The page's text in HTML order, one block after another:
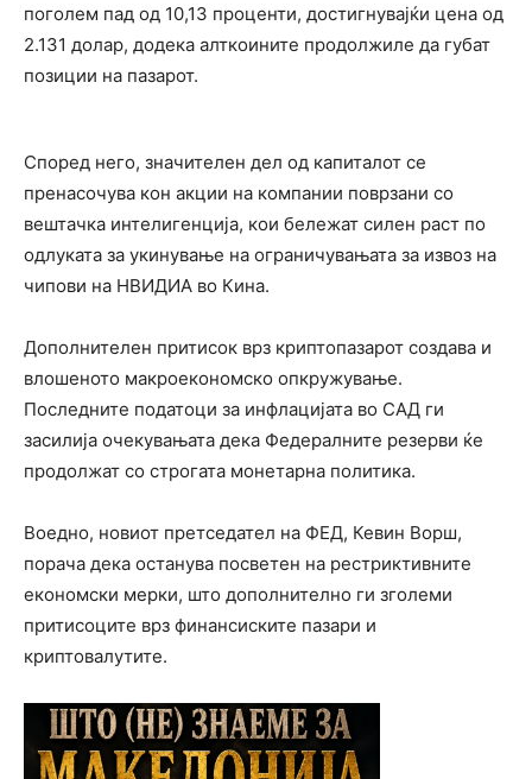
поголем пад од 10,13 проценти, достигнувајќи цена од
2.131 долар, додека алткоините продолжиле да губат
позиции на пазарот.
Според него, значителен дел од капиталот се
пренасочува кон акции на компании поврзани со
вештачка интелигенција, кои бележат силен раст по
одлуката за укинување на ограничувањата за извоз на
чипови на НВИДИА во Кина.
Дополнителен притисок врз криптопазарот создава и
влошеното макроекономско опкружување.
Последните податоци за инфлацијата во САД ги
засилија очекувањата дека Федералните резерви ќе
продолжат со строгата монетарна политика.
Воедно, новиот претседател на ФЕД, Кевин Ворш,
порача дека останува посветен на рестриктивните
економски мерки, што дополнително ги зголеми
притисоците врз финансиските пазари и
криптовалутите.